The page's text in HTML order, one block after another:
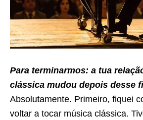
Para terminarmos: a tua
clássica mudou depois desse
Absolutamente. Primeiro, fiquei
voltar a tocar música clássica.